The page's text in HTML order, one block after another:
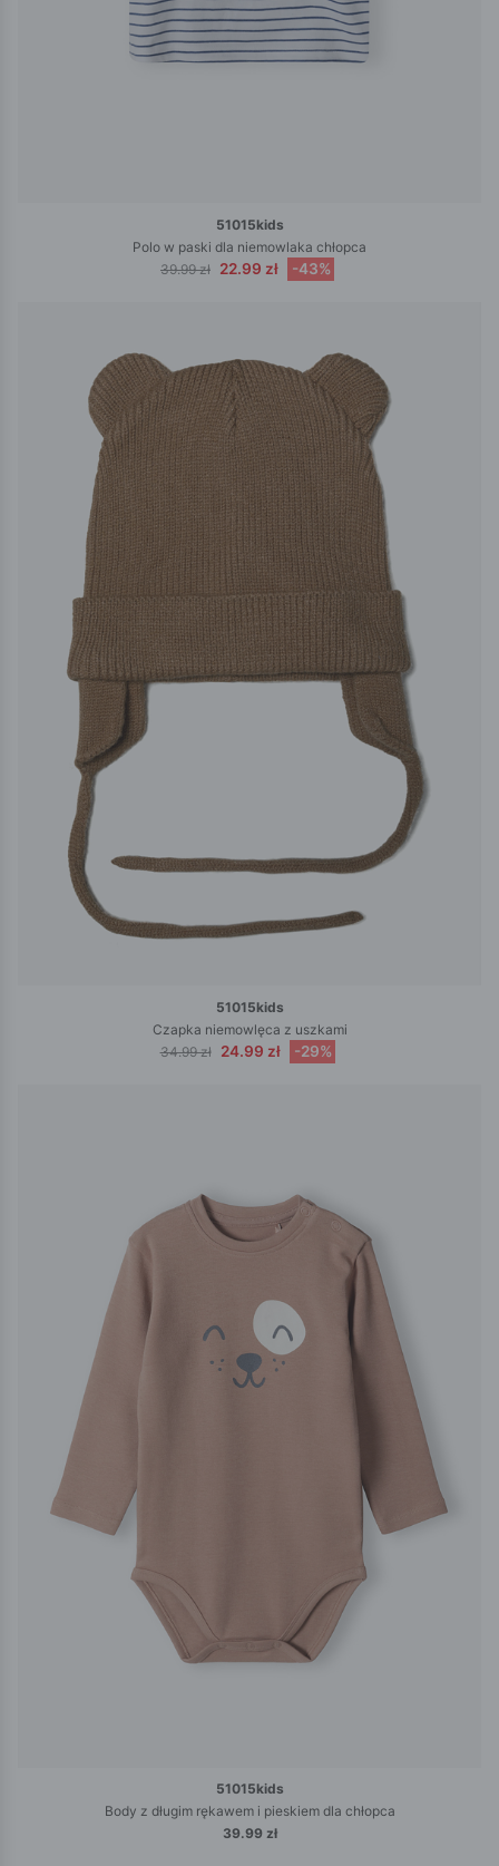
51015kids
Polo w paski dla niemowlaka chłopca
39.99 zł 22.99 zł -43%
51015kids
Czapka niemowlęca z uszkami
34.99 zł
24.99 zł -29%
51015kids
Body z długim rękawem i pieskiem dla chłopca
39.99 zł